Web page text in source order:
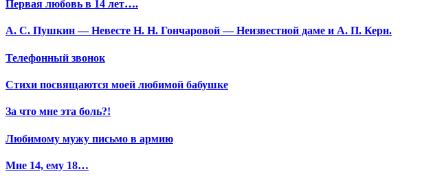
Первая любовь в 14 лет….
А. С. Пушкин — Невесте Н. Н. Гончаровой — Неизвестной даме и А. П. Керн.
Телефонный звонок
Стихи посвящаются моей любимой бабушке
За что мне эта боль?!
Любимому мужу письмо в армию
Мне 14, ему 18…